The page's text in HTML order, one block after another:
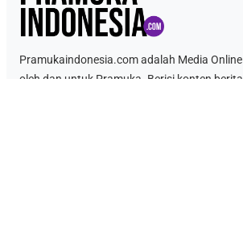
Pramukaindonesia.com adalah Media
oleh dan untuk Pramuka. Berisi konten